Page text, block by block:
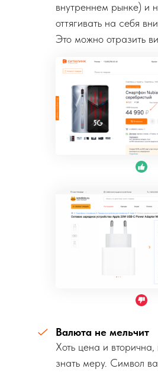
внутреннем рынке) и
оттягивать на себя
Это можно отразить
Валюта не мельчит
Хоть цена и вторична,
знать меру. Символ